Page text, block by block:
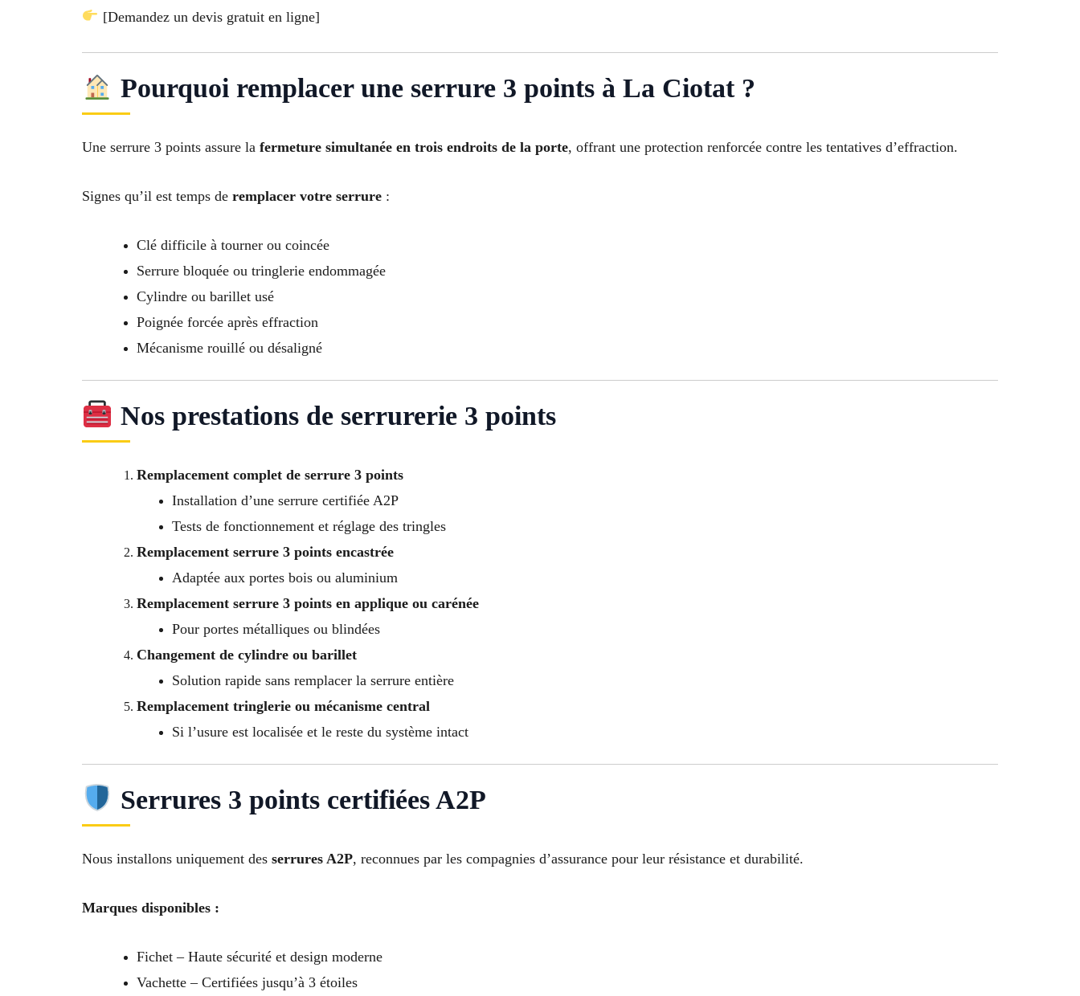
[Demandez un devis gratuit en ligne]
Pourquoi remplacer une serrure 3 points à La Ciotat ?
Une serrure 3 points assure la fermeture simultanée en trois endroits de la porte, offrant une protection renforcée contre les tentatives d’effraction.
Signes qu’il est temps de remplacer votre serrure :
Clé difficile à tourner ou coincée
Serrure bloquée ou tringlerie endommagée
Cylindre ou barillet usé
Poignée forcée après effraction
Mécanisme rouillé ou désaligné
Nos prestations de serrurerie 3 points
Remplacement complet de serrure 3 points
Installation d’une serrure certifiée A2P
Tests de fonctionnement et réglage des tringles
Remplacement serrure 3 points encastrée
Adaptée aux portes bois ou aluminium
Remplacement serrure 3 points en applique ou carénée
Pour portes métalliques ou blindées
Changement de cylindre ou barillet
Solution rapide sans remplacer la serrure entière
Remplacement tringlerie ou mécanisme central
Si l’usure est localisée et le reste du système intact
Serrures 3 points certifiées A2P
Nous installons uniquement des serrures A2P, reconnues par les compagnies d’assurance pour leur résistance et durabilité.
Marques disponibles :
Fichet – Haute sécurité et design moderne
Vachette – Certifiées jusqu’à 3 étoiles